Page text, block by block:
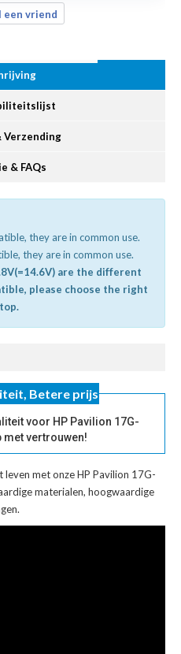
een vriend
Verzending
& FAQs
they are in common use.
they are in common use.
are the different
please choose the right
Betere prijs
voor HP Pavilion 17G-
met vertrouwen!
leven met onzeHP Pavilion 17G-
materialen, hoogwaardige